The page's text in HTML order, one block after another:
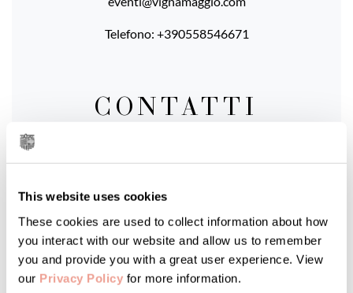
This website uses cookies
These cookies are used to collect information about how
you interact with our website and allow us to remember
you and provide you with a great user experience. View
our Privacy Policy for more information.
Telefono: +390558546671
CONTATTI
eshop@vignamaggio.com
Wine Sales
ordini@vignamaggio.com